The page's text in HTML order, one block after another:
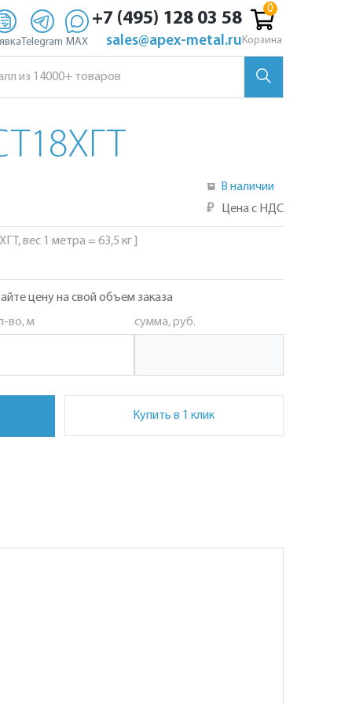
Telegram MAX
+7 (495) 128 03 58
sales@apex-metal.ru Корзина
В наличии
₽
Цена с НДС
вес 1 метра = 63,5 кг ]
цену на свой объем заказа
во, м
сумма, руб.
Купить в 1 клик